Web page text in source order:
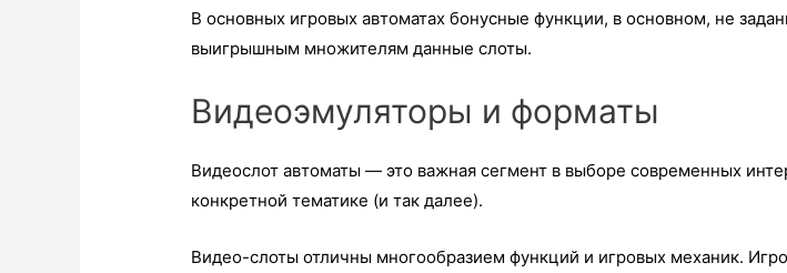
В основных игровых автоматах бонусные функции, в основном, не
выигрышным множителям данные слоты.
Видеоэмуляторы и форматы
Видеослот автоматы — это важная сегмент в выборе современных
конкретной тематике (и так далее).
Видео-слоты отличны многообразием функций и игровых механик.